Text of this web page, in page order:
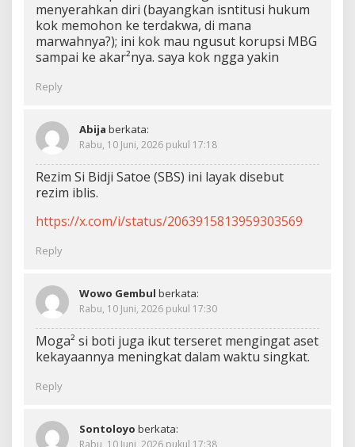
menyerahkan diri (bayangkan isntitusi hukum
kok memohon ke terdakwa, di mana
marwahnya?); ini kok mau ngusut korupsi MBG
sampai ke akar²nya. saya kok ngga yakin
Reply
Abija berkata:
Rabu, 10 Juni, 2026 pukul 17:18
Rezim Si Bidji Satoe (SBS) ini layak disebut
rezim iblis.
https://x.com/i/status/2063915813959303569
Reply
Wowo Gembul berkata:
Rabu, 10 Juni, 2026 pukul 17:30
Moga² si boti juga ikut terseret mengingat aset
kekayaannya meningkat dalam waktu singkat.
Reply
Sontoloyo berkata:
Rabu, 10 Juni, 2026 pukul 17:38